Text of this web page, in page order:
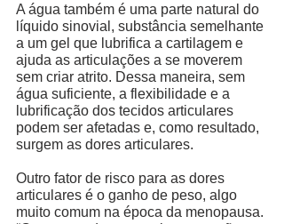
A água também é uma parte natural do
líquido sinovial, substância semelhante
a um gel que lubrifica a cartilagem e
ajuda as articulações a se moverem
sem criar atrito. Dessa maneira, sem
água suficiente, a flexibilidade e a
lubrificação dos tecidos articulares
podem ser afetadas e, como resultado,
surgem as dores articulares.
Outro fator de risco para as dores
articulares é o ganho de peso, algo
muito comum na época da menopausa.